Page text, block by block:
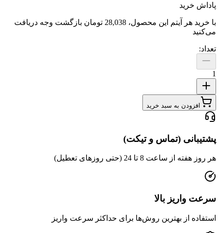
پاداش خرید
با خرید هر آیتم این محصول، 28,038 تومان
بازگشت وجه دریافت
می‌کنید
تعداد:
1
افزودن به سبد خرید
پشتیبانی (تماس و تیکت)
هر روز هفته از ساعت 8 تا 24 (حتی روزهای تعطیل)
سرعت واریز بالا
استفاده از بهترین روش‌ها برای حداکثر سرعت واریز